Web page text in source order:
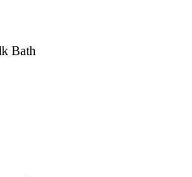
Bath